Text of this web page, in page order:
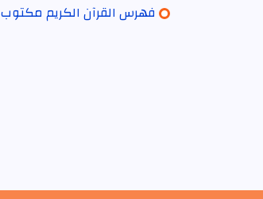
فهرس القرآن الكريم مكتوب